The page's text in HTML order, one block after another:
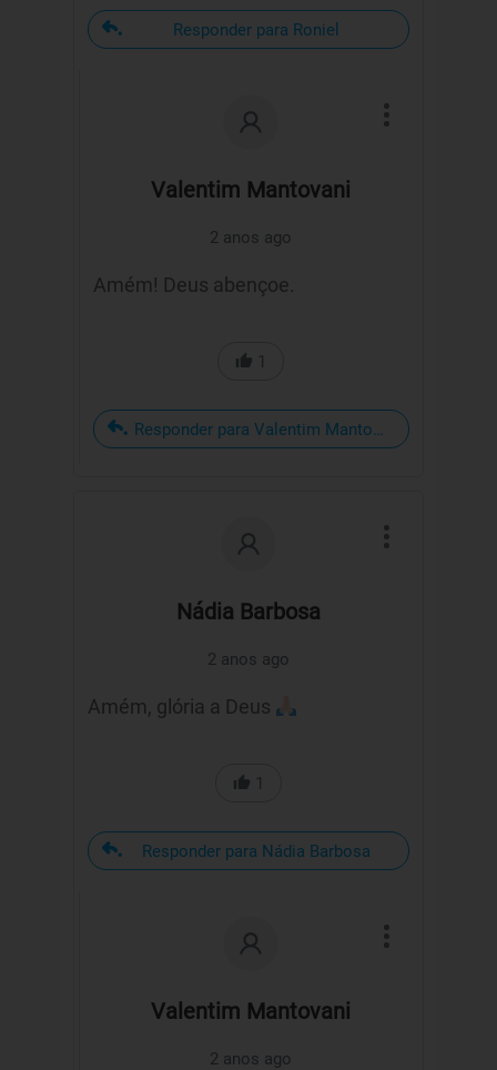
Responder para Roniel
Valentim Mantovani
2 anos ago
Amém! Deus abençoe.
1
Responder para Valentim Mantovani
Nádia Barbosa
2 anos ago
Amém, glória a Deus
1
Responder para Nádia Barbosa
Valentim Mantovani
2 anos ago